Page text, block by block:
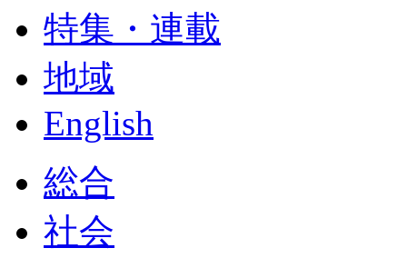
特集・連載
地域
English
総合
社会